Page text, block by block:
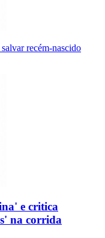
recém-nascido
e critica
na corrida